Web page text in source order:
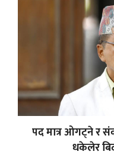
पद मात्र ओगट्ने र
धकेलेर